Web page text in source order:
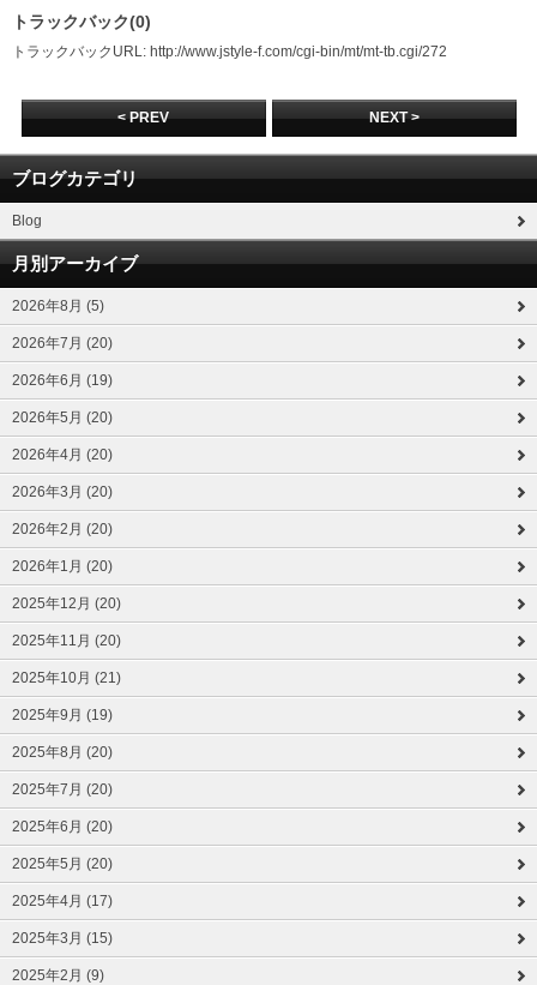
トラックバック(0)
トラックバックURL: http://www.jstyle-f.com/cgi-bin/mt/mt-tb.cgi/272
< PREV NEXT >
ブログカテゴリ
Blog
月別アーカイブ
2026年8月 (5)
2026年7月 (20)
2026年6月 (19)
2026年5月 (20)
2026年4月 (20)
2026年3月 (20)
2026年2月 (20)
2026年1月 (20)
2025年12月 (20)
2025年11月 (20)
2025年10月 (21)
2025年9月 (19)
2025年8月 (20)
2025年7月 (20)
2025年6月 (20)
2025年5月 (20)
2025年4月 (17)
2025年3月 (15)
2025年2月 (9)